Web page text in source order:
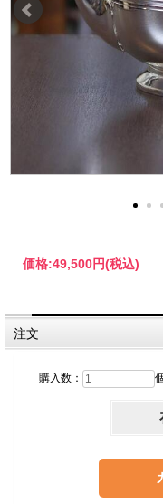
価格:49,500円(税込)
注文
購入数：